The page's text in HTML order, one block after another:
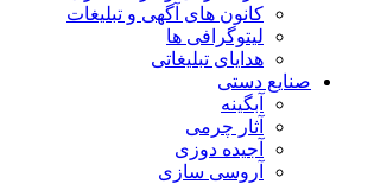
کانون های آگهی و تبلیغات
لیتوگرافی ها
هدایای تبلیغاتی
صنایع دستی
آبگینه
آثار چرمی
آجیده دوزی
آروسی سازی